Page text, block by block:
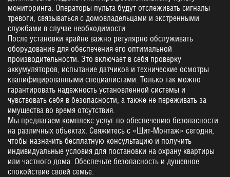
мониторинга. Операторы пульта будут отслеживать сигналы
тревоги, связываться с домовладельцами и экстренными
службами в случае необходимости.
После установки крайне важно регулярно обслуживать
оборудование для обеспечения его оптимальной
производительности. Это включает в себя проверку
аккумуляторов, испытание датчиков и технические осмотры
квалифицированными специалистами. Только так можно
гарантировать надежность установленной системы и
чувствовать себя в безопасности, а также не переживать за
имущества во время отсутствия.
Мы предлагаем комплекс услуг по обеспечению безопасности
на различных объектах. Свяжитесь с «Щит-Монтаж» сегодня,
чтобы назначить бесплатную консультацию и получить
индивидуальные условия для постановки на охрану квартиры
или частного дома. Обеспечьте безопасность и душевное
спокойствие своей семье.